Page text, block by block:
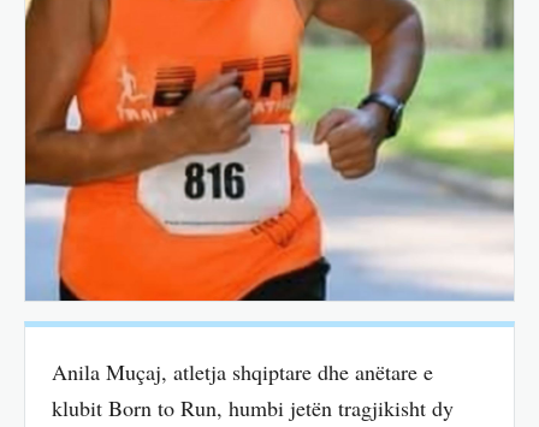
Anila Muçaj, atletja shqiptare dhe anëtare e
klubit Born to Run, humbi jetën tragjikisht dy